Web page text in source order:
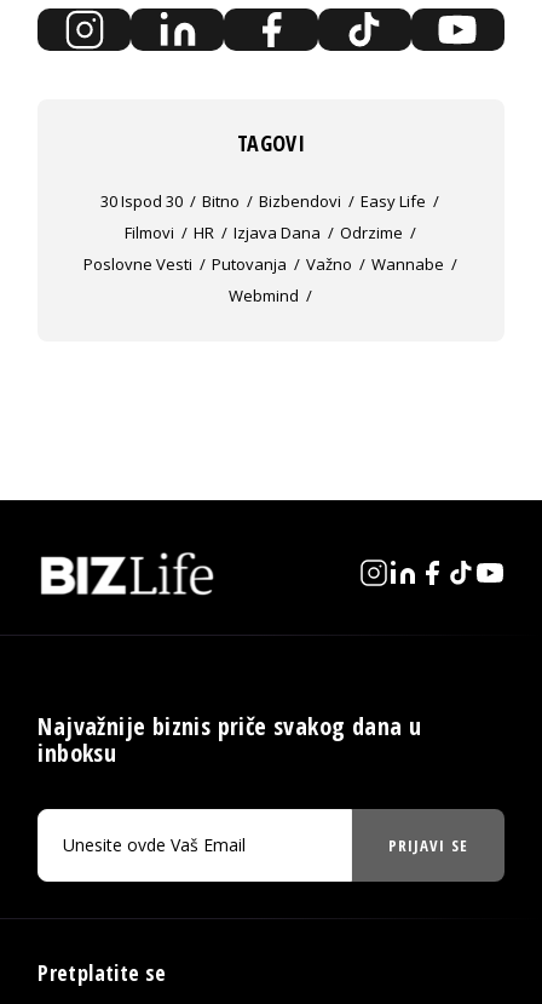
TAGOVI
30 Ispod 30 Bitno Bizbendovi
Easy Life
Filmovi
HR Izjava Dana
Odrzime
Poslovne Vesti
Putovanja Važno
Wannabe
Webmind
Najvažnije biznis priče svakog dana u
inboksu
PRIJAVI SE
Pretplatite se